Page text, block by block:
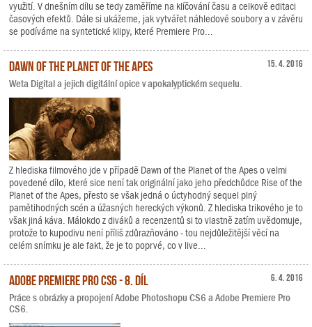
využití. V dnešním dílu se tedy zaměříme na klíčování času a celkově editaci
časových efektů. Dále si ukážeme, jak vytvářet náhledové soubory a v závěru
se podíváme na syntetické klipy, které Premiere Pro...
15. 4. 2016
Dawn of the Planet of the Apes
Weta Digital a jejich digitální opice v apokalyptickém sequelu.
Z hlediska filmového jde v případě Dawn of the Planet of the Apes o velmi
povedené dílo, které sice není tak originální jako jeho předchůdce Rise of the
Planet of the Apes, přesto se však jedná o úctyhodný sequel plný
pamětihodných scén a úžasných hereckých výkonů. Z hlediska trikového je to
však jiná káva. Málokdo z diváků a recenzentů si to vlastně zatím uvědomuje,
protože to kupodivu není příliš zdůrazňováno - tou nejdůležitější věcí na
celém snímku je ale fakt, že je to poprvé, co v live...
6. 4. 2016
Adobe Premiere Pro CS6 - 8. díl
Práce s obrázky a propojení Adobe Photoshopu CS6 a Adobe Premiere Pro
CS6.